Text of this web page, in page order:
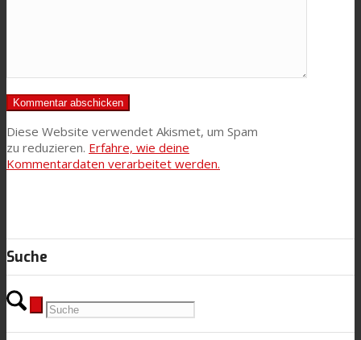
Diese Website verwendet Akismet, um Spam
zu reduzieren. Erfahre, wie deine
Kommentardaten verarbeitet werden.
Suche